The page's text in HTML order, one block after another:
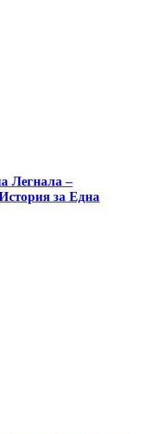
Легнала –
за Една